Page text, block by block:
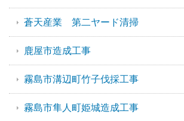
蒼天産業 第二ヤード清掃
鹿屋市造成工事
霧島市溝辺町竹子伐採工事
霧島市隼人町姫城造成工事